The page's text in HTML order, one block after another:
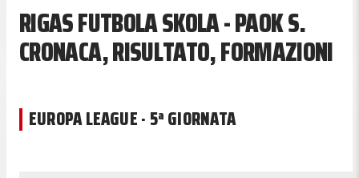
RIGAS FUTBOLA SKOLA - PAOK S.
CRONACA, RISULTATO, FORMAZIONI
EUROPA LEAGUE · 5ª GIORNATA